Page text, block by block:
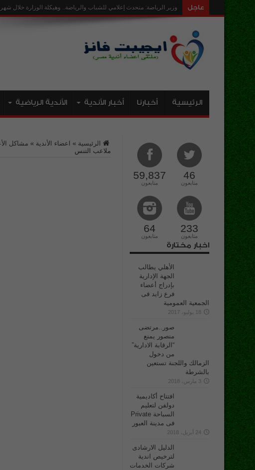
عاجل ار
الرئيسية أخبارنا أخبار الأندية الأندية الرياضية
الرئيسية » اعضاء الأندية » مشاكل
ملاعب التنس
46
متابعون
59,837
متابعون
233
متابعون
64
متابعون
اخبار مختارة
الأهلي يطالب
الجهة الإدارية
بإدراج أعضاء
فرع زايد فى
الجمعية العمومية
18 يوليو، 2017
صور..مرتضى
منصور يمنع
“الرقابة الادارية”
من دخول
الزمالك واللجنة تستعين
بالشرطة
3 مارس، 2018
افتتاح أكاديمية
دولفن لتعليم
السباحة Private
فى مدينة العبور
24 أبريل، 2018
الدليل الارشادى
لترخيص اندية
شركات الخدمات